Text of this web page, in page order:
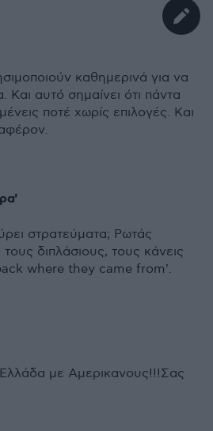
καθημερινά για να
αυτό σημαίνει ότι πάντα
ποτέ χωρίς επιλογές. Και
στρατεύματα; Ρωτάς
διπλάσιους, τους κάνεις
where they came from'.
με Αμερικανους!!!Σας